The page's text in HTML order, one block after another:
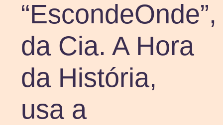
“EscondeOnde”,
da Cia. A Hora
da História,
usa a